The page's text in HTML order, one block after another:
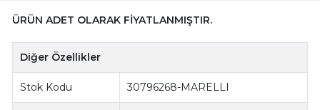
ÜRÜN ADET OLARAK FİYATLANMIŞTIR.
Diğer Özellikler
Stok Kodu 30796268-MARELLI